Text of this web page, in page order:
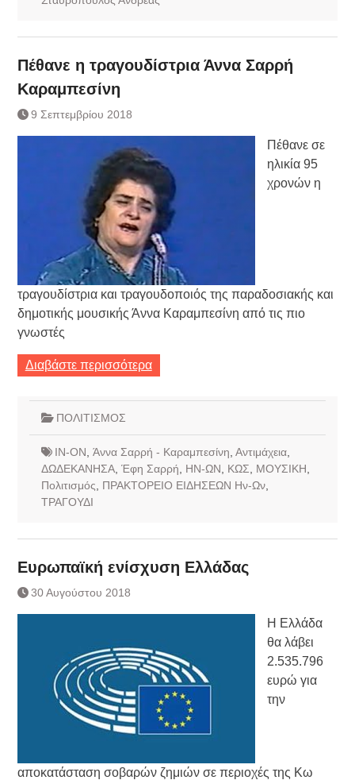
Πέθανε η τραγουδίστρια Άννα Σαρρή
Καραμπεσίνη
9 Σεπτεμβρίου 2018
Πέθανε σε
ηλικία 95
χρονών η
τραγουδίστρια και τραγουδοποιός της παραδοσιακής και
δημοτικής μουσικής Άννα Καραμπεσίνη από τις πιο
γνωστές
Διαβάστε περισσότερα
ΠΟΛΙΤΙΣΜΟΣ
IN-ON Άννα Σαρρή - Καραμπεσίνη Αντιμάχεια,
ΔΩΔΕΚΑΝΗΣΑ, Έφη Σαρρή ΗΝ-ΩΝ ΚΩΣ ΜΟΥΣΙΚΗ
Πολιτισμός
ΠΡΑΚΤΟΡΕΙΟ ΕΙΔΗΣΕΩΝ Ην-Ων,
ΤΡΑΓΟΥΔΙ
Ευρωπαϊκή ενίσχυση Ελλάδας
30 Αυγούστου 2018
Η Ελλάδα
θα λάβει
2.535.796
ευρώ για
την
αποκατάσταση σοβαρών ζημιών σε περιοχές της Κω